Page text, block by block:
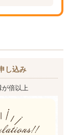
し込み
が倍以上